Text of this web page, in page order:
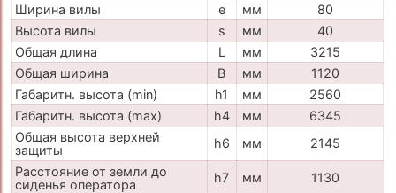
Ширина вилы
e мм
80
Высота вилы
s мм
40
Общая длина
L мм
3215
Общая ширина
B мм
1120
Габаритн. высота (min)
h1 мм
2560
Габаритн. высота (max)
h4 мм
6345
Общая высота верхней
защиты
h6 мм
2145
Расстояние от земли до
сиденья оператора
h7 мм
1130